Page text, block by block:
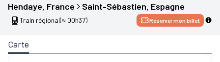
Hendaye, France Saint-Sébastien, Espagne
Train régional(≈ 00h37) Réserver mon billet
Carte